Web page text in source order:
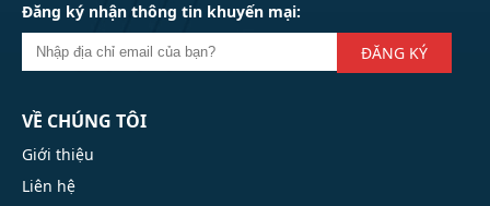
Đăng ký nhận thông tin khuyến mại:
ĐĂNG KÝ
VỀ CHÚNG TÔI
Giới thiệu
Liên hệ